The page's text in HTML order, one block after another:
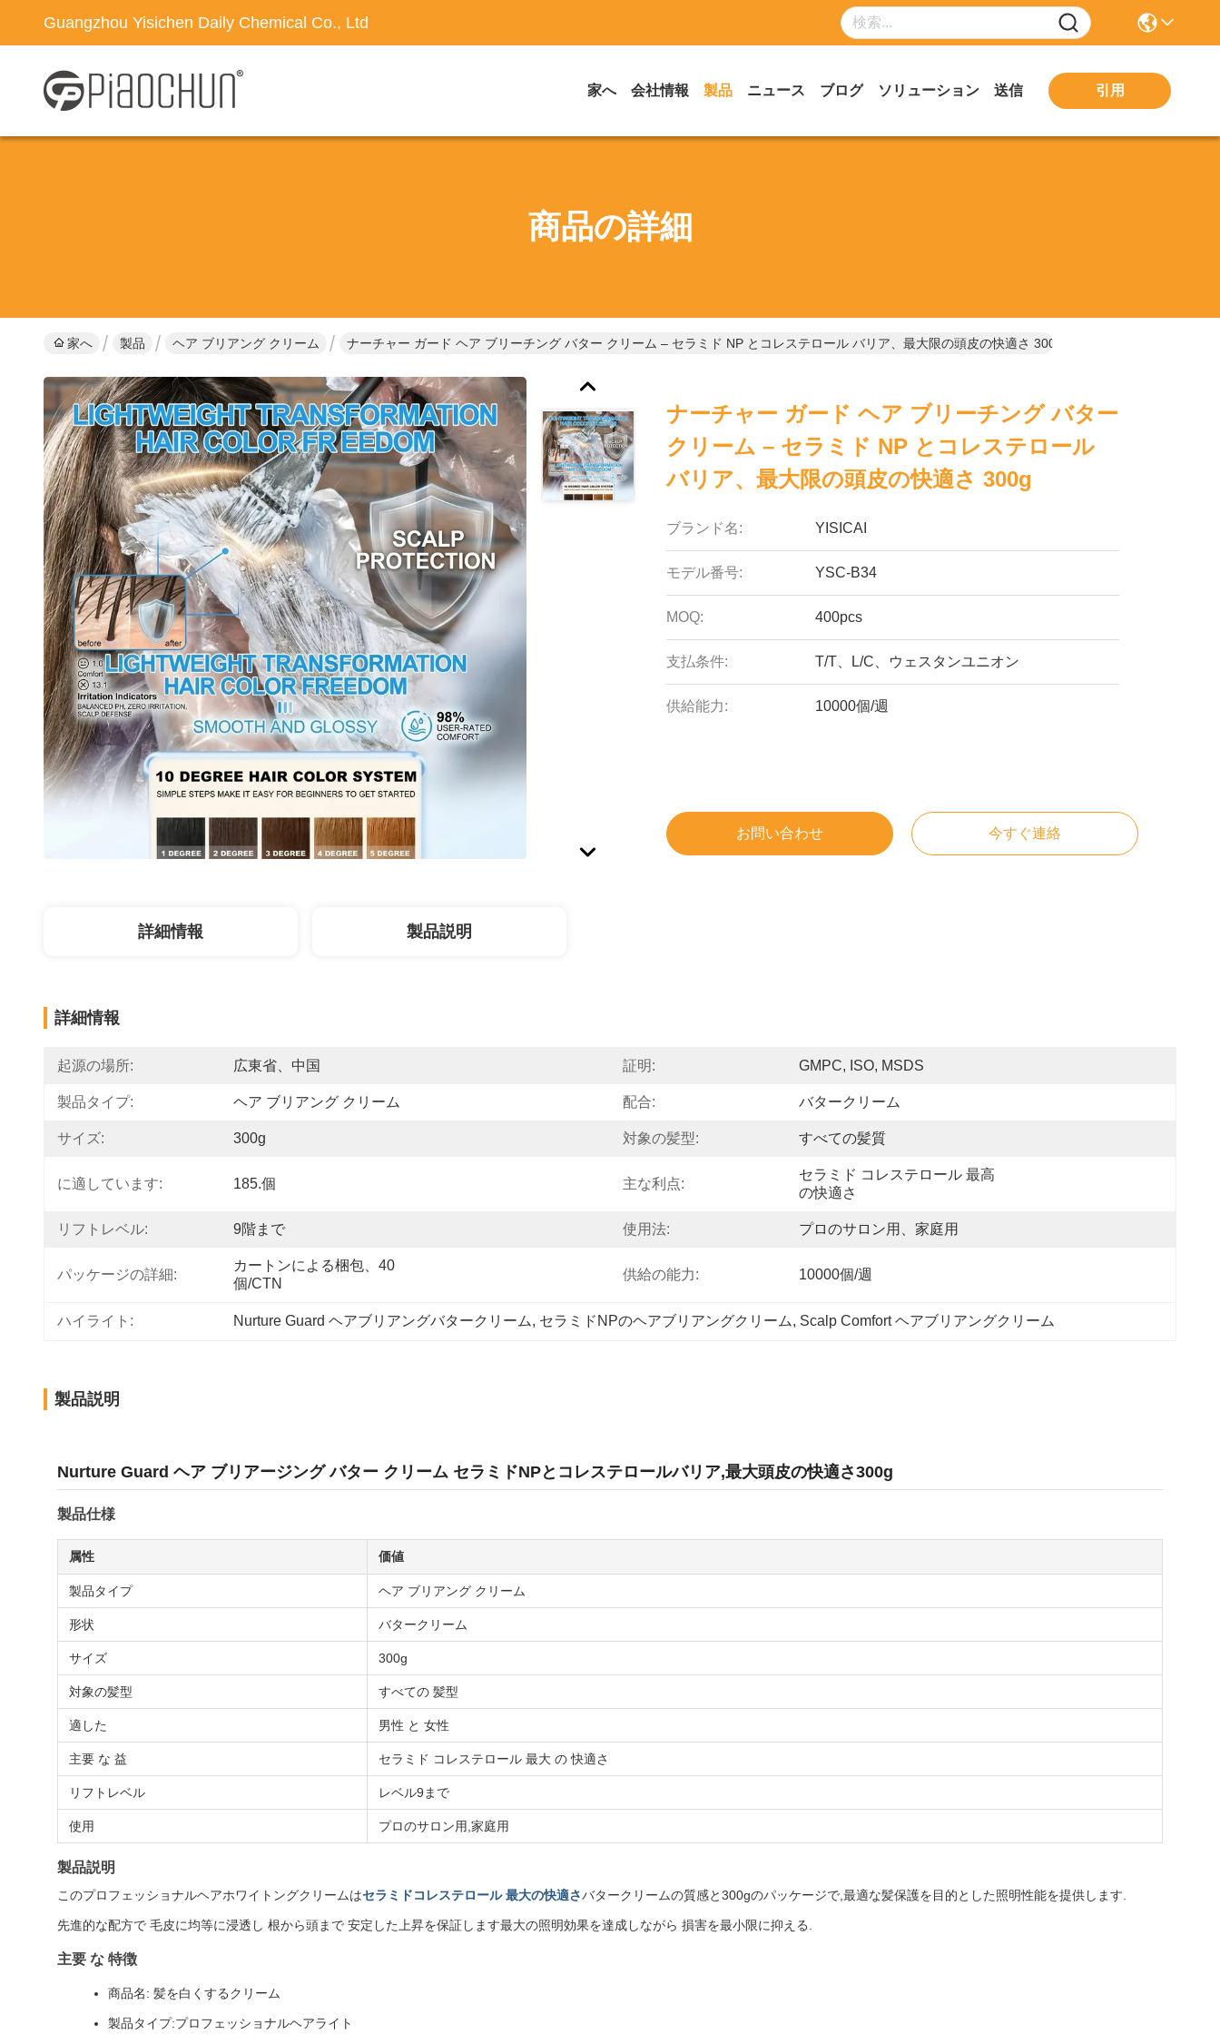
Guangzhou Yisichen Daily Chemical Co., Ltd
家へ 会社情報 製品 ニュース ブログ ソリューション 送信 引用
商品の詳細
家へ 製品 ヘア ブリアング クリーム ナーチャー ガード ヘア ブリーチング バター クリーム – セラミド NP とコレステロール バリア、最大限の頭皮の快適さ 300g
ナーチャー ガード ヘア ブリーチング バター
クリーム – セラミド NP とコレステロール
バリア、最大限の頭皮の快適さ 300g
ブランド名: YISICAI
モデル番号: YSC-B34
MOQ: 400pcs
支払条件: T/T、L/C、ウェスタンユニオン
供給能力: 10000個/週
お問い合わせ 今すぐ連絡
詳細情報 製品説明
詳細情報
起源の場所: 広東省、中国 証明: GMPC, ISO, MSDS
製品タイプ: ヘア ブリアング クリーム 配合: バタークリーム
サイズ: 300g 対象の髪型: すべての髪質
に適しています: 185.個 主な利点:
セラミド コレステロール 最高
の快適さ
リフトレベル: 9階まで 使用法: プロのサロン用、家庭用
パッケージの詳細:
カートンによる梱包、40
個/CTN
供給の能力: 10000個/週
ハイライト: Nurture Guard ヘアブリアングバタークリーム, セラミドNPのヘアブリアングクリーム, Scalp Comfort ヘアブリアングクリーム
製品説明
Nurture Guard ヘア ブリアージング バター クリーム セラミドNPとコレステロールバリア,最大頭皮の快適さ300g
製品仕様
属性 価値
製品タイプ ヘア ブリアング クリーム
形状 バタークリーム
サイズ 300g
対象の髪型 すべての 髪型
適した 男性 と 女性
主要 な 益 セラミド コレステロール 最大 の 快適さ
リフトレベル レベル9まで
使用 プロのサロン用,家庭用
製品説明
このプロフェッショナルヘアホワイトングクリームはセラミドコレステロール 最大の快適さバタークリームの質感と300gのパッケージで,最適な髪保護を目的とした照明性能を提供します.
先進的な配方で 毛皮に均等に浸透し 根から頭まで 安定した上昇を保証します最大の照明効果を達成しながら 損害を最小限に抑える.
主要 な 特徴
商品名: 髪を白くするクリーム
製品タイプ:プロフェッショナルヘアライト